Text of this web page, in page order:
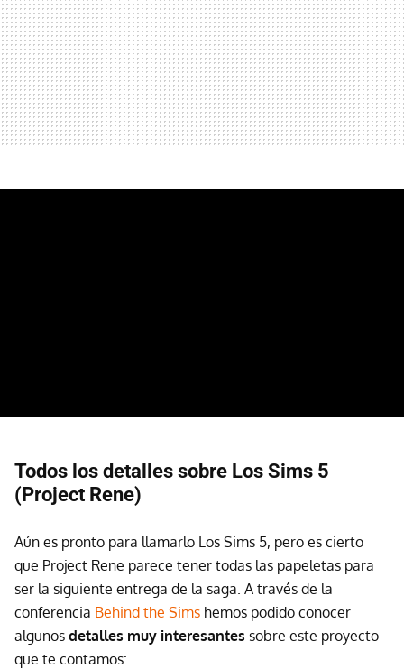
Todos los detalles sobre Los Sims 5
(Project Rene)
Aún es pronto para llamarlo Los Sims 5, pero es cierto
que Project Rene parece tener todas las papeletas para
ser la siguiente entrega de la saga. A través de la
conferencia Behind the Sims hemos podido conocer
algunos detalles muy interesantes sobre este proyecto
que te contamos: